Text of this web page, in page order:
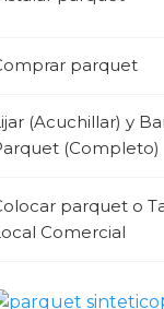
parquet
(Acuchillar) y
(Completo)
parquet o
Comercial